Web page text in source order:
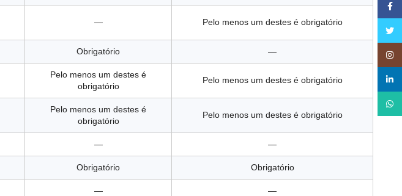
— Pelo menos um destes é obrigatório
Obrigatório —
Pelo menos um destes é
obrigatório
Pelo menos um destes é obrigatório
Pelo menos um destes é
obrigatório
Pelo menos um destes é obrigatório
— —
Obrigatório Obrigatório
— —